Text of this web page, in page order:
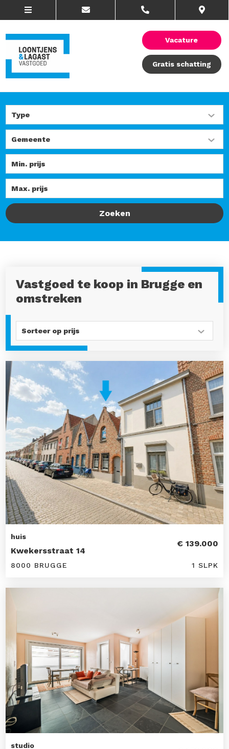
Vacature
Gratis schatting
Zoeken
Vastgoed te koop in Brugge en
omstreken
huis
Kwekersstraat 14
€ 139.000
8000 BRUGGE 1 SLPK
studio